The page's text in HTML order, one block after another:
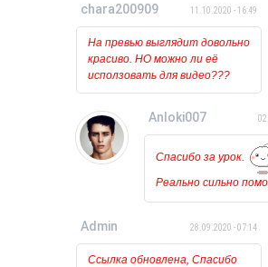
chara200909 11.10.2020 - 16:49
На превью выглядит довольно
красиво. НО можно ли её
исползовать для видео???
Anloki007
Спасибо за урок.
Реально сильно
Admin 28.09.2020 - 07:14
Ссылка обновлена, Спасибо